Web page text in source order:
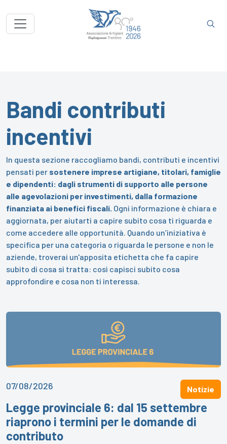
Bandi contributi
incentivi
In questa sezione raccogliamo bandi, contributi e incentivi
pensati per sostenere imprese artigiane, titolari, famiglie
e dipendenti: dagli strumenti di supporto alle persone
alle agevolazioni per investimenti, dalla formazione
finanziata ai benefici fiscali. Ogni informazione è chiara e
aggiornata, per aiutarti a capire subito cosa ti riguarda e
come accedere alle opportunità. Quando un’iniziativa è
specifica per una categoria o riguarda le persone e non le
aziende, troverai un'apposita etichetta che fa capire
subito di cosa si tratta: così capisci subito cosa
approfondire e cosa non ti interessa.
07/08/2026 Notizie
Legge provinciale 6: dal 15 settembre
riaprono i termini per le domande di
contributo